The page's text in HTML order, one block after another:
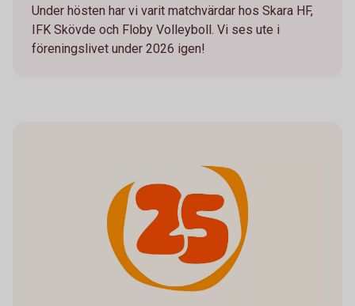
Under hösten har vi varit matchvärdar hos Skara HF,
IFK Skövde och Floby Volleyboll. Vi ses ute i
föreningslivet under 2026 igen!